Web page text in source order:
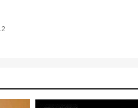
这些武器来提高你的技能，你可以更有效地
一些战术指导。